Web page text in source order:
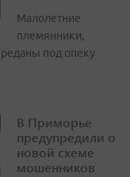
Малолетние
племянники,
под опеку
В Приморье
предупредили о
новой схеме
мошенников